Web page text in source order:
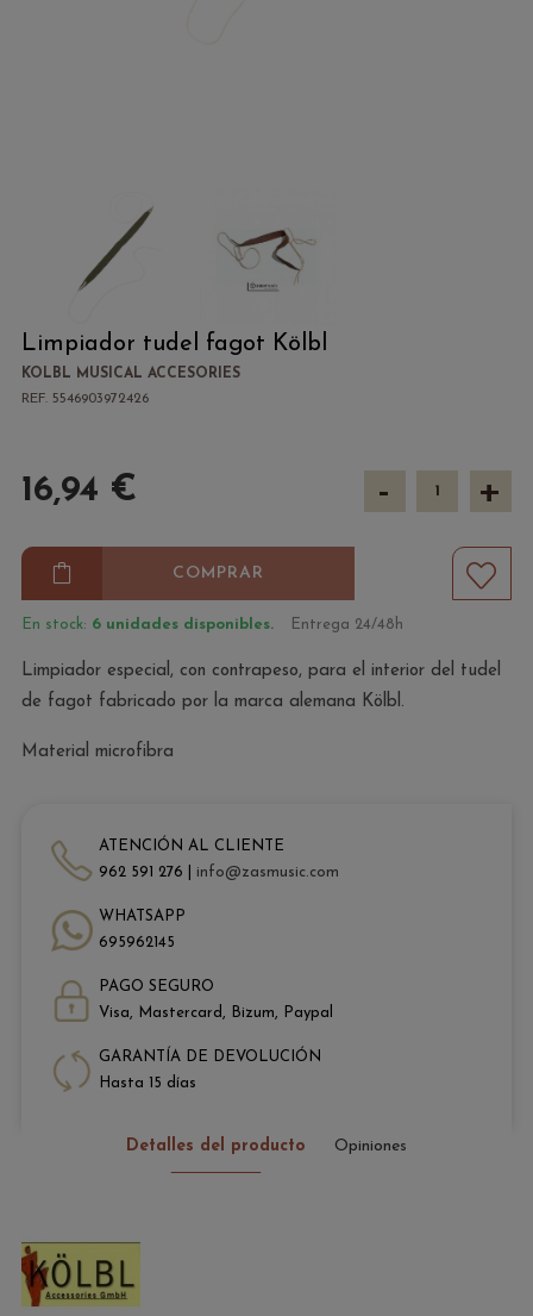
Limpiador tudel fagot Kölbl
KOLBL MUSICAL ACCESORIES
REF. 5546903972426
16,94 € - +
COMPRAR
En stock: 6 unidades disponibles. Entrega 24/48h
Limpiador especial, con contrapeso, para el interior del tudel
de fagot fabricado por la marca alemana Kölbl.
Material microfibra
ATENCIÓN AL CLIENTE
962 591 276 | info@zasmusic.com
WHATSAPP
695962145
PAGO SEGURO
Visa, Mastercard, Bizum, Paypal
GARANTÍA DE DEVOLUCIÓN
Hasta 15 días
Detalles del producto Opiniones